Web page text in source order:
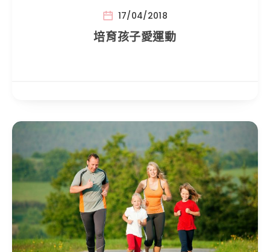
17/04/2018
培育孩子愛運動